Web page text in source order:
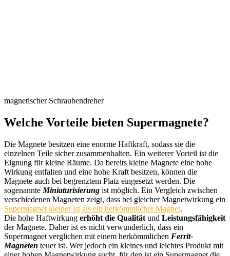
magnetischer Schraubendreher
Welche Vorteile bieten Supermagnete?
Die Magnete besitzen eine enorme Haftkraft, sodass sie die
einzelnen Teile sicher zusammenhalten. Ein weiterer Vorteil ist die
Eignung für kleine Räume. Da bereits kleine Magnete eine hohe
Wirkung entfalten und eine hohe Kraft besitzen, können die
Magnete auch bei begrenztem Platz eingesetzt werden. Die
sogenannte Miniaturisierung ist möglich. Ein Vergleich zwischen
verschiedenen Magneten zeigt, dass bei gleicher Magnetwirkung ein
Supermagnet kleiner ist als ein herkömmlicher Magnet.
Die hohe Haftwirkung erhöht die Qualität und Leistungsfähigkeit
der Magnete. Daher ist es nicht verwunderlich, dass ein
Supermagnet verglichen mit einem herkömmlichen Ferrit-
Magneten teuer ist. Wer jedoch ein kleines und leichtes Produkt mit